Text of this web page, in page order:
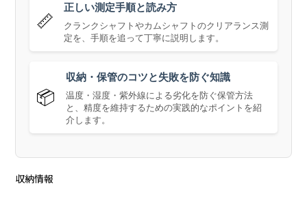
📏
正しい測定手順と読み方
クランクシャフトやカムシャフトのクリアランス測
定を、手順を追って丁寧に説明します。
📦
収納・保管のコツと失敗を防ぐ知識
温度・湿度・紫外線による劣化を防ぐ保管方法
と、精度を維持するための実践的なポイントを紹
介します。
収納情報